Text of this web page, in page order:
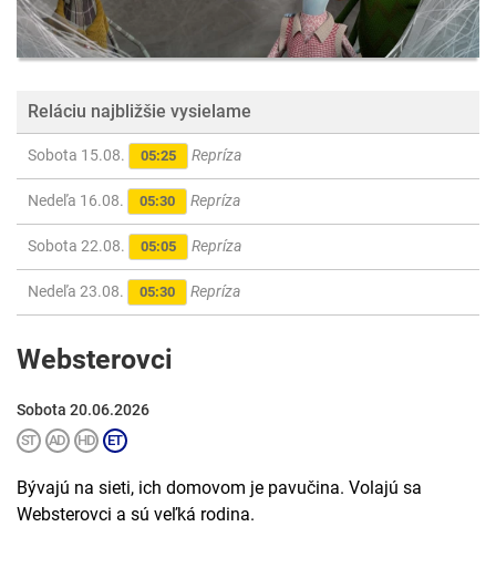
Reláciu najbližšie vysielame
Sobota 15.08. 05:25 Repríza
Nedeľa 16.08. 05:30 Repríza
Sobota 22.08. 05:05 Repríza
Nedeľa 23.08. 05:30 Repríza
Websterovci
Sobota 20.06.2026
Bývajú na sieti, ich domovom je pavučina. Volajú sa
Websterovci a sú veľká rodina.